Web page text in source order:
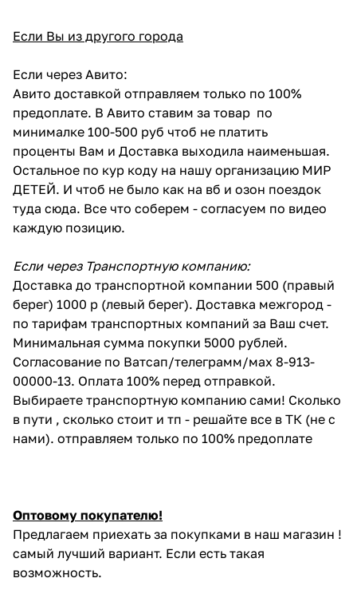
Если Вы из другого города
Если через Авито:
Авито доставкой отправляем только по 100%
предоплате. В Авито ставим за товар по
минималке 100-500 руб чтоб не платить
проценты Вам и Доставка выходила наименьшая.
Остальное по кур коду на нашу организацию МИР
ДЕТЕЙ. И чтоб не было как на вб и озон поездок
туда сюда. Все что соберем - согласуем по видео
каждую позицию.
Если через Транспортную компанию:
Доставка до транспортной компании 500 (правый
берег) 1000 р (левый берег). Доставка межгород -
по тарифам транспортных компаний за Ваш счет.
Минимальная сумма покупки 5000 рублей.
Согласование по Ватсап/телеграмм/мах 8-913-
00000-13. Оплата 100% перед отправкой.
Выбираете транспортную компанию сами! Сколько
в пути , сколько стоит и тп - решайте все в ТК (не с
нами). отправляем только по 100% предоплате
Оптовому покупателю!
Предлагаем приехать за покупками в наш магазин !
самый лучший вариант. Если есть такая
возможность.